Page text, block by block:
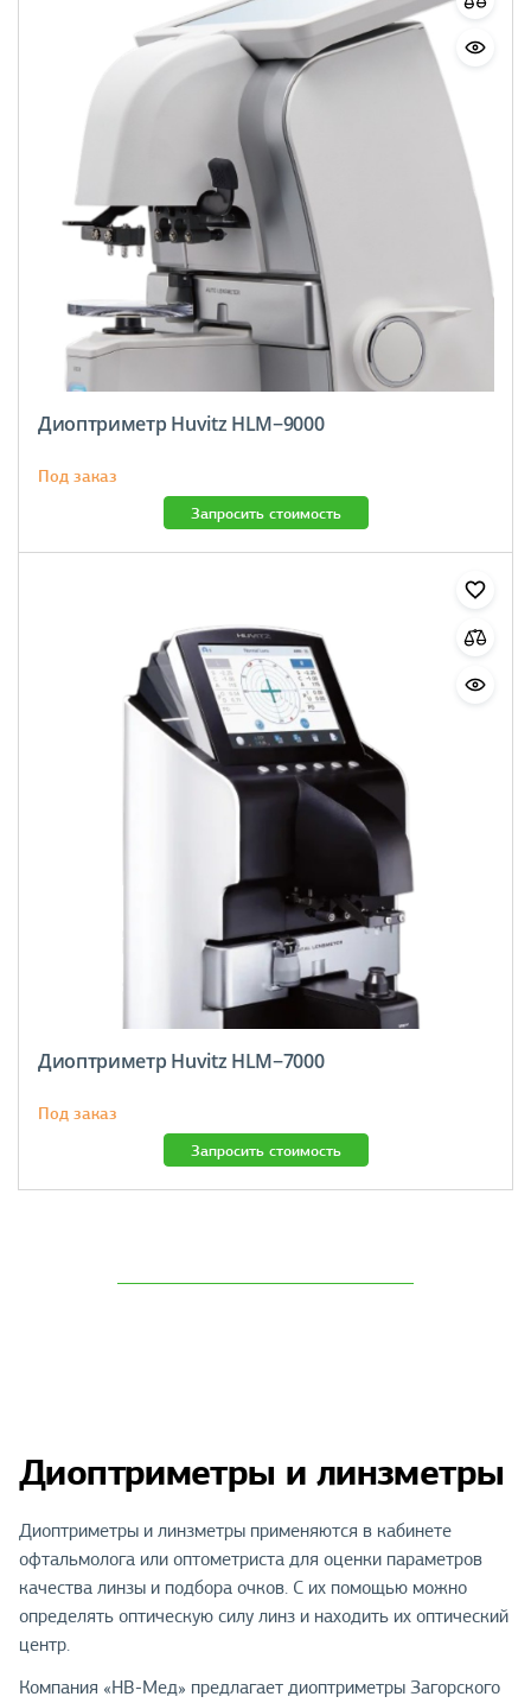
Диоптриметр Huvitz HLM−9000
Под заказ
Запросить стоимость
Диоптриметр Huvitz HLM−7000
Под заказ
Запросить стоимость
Диоптриметры и линзметры
Диоптриметры и линзметры применяются в кабинете
офтальмолога или оптометриста для оценки параметров
качества линзы и подбора очков. С их помощью можно
определять оптическую силу линз и находить их оптический
центр.
Компания «НВ-Мед» предлагает диоптриметры Загорского